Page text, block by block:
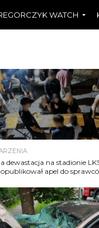
WATCH
dewastacja na stadionie
apel do